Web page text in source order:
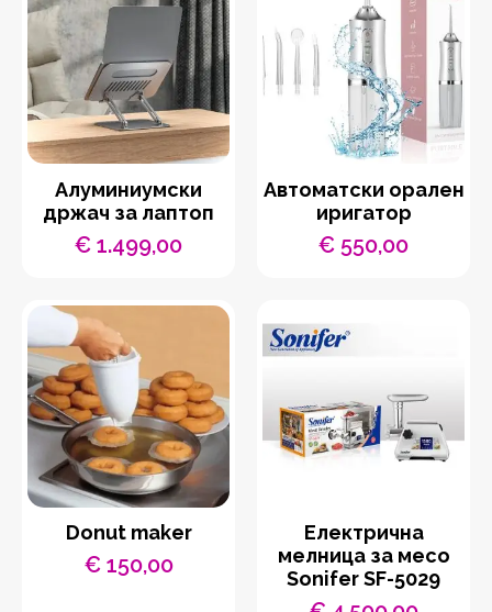
Aлуминиумски
држач за лаптоп
€ 1.499,00
Автоматски орален
иригатор
€ 550,00
Donut maker
€150,00
Eлектрична
мелница за месо
Sonifer SF-5029